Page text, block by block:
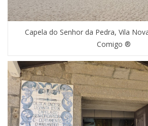
Capela do Senhor da Pedra, Vila
Comigo ®